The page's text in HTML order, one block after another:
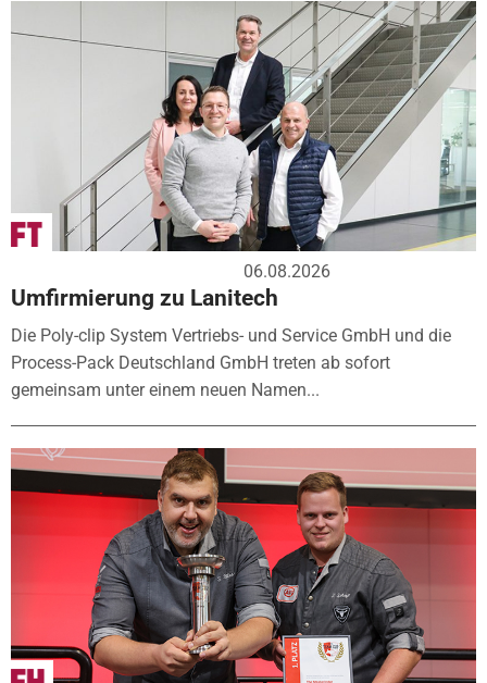
06.08.2026
Umfirmierung zu Lanitech
Die Poly-clip System Vertriebs- und Service GmbH und die
Process-Pack Deutschland GmbH treten ab sofort
gemeinsam unter einem neuen Namen...